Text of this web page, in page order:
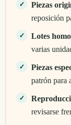
Piezas
reposición
Lotes
varias
Piezas
patrón para
revisarse